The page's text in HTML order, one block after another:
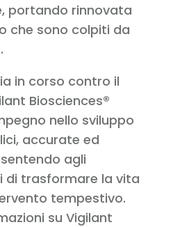
portando rinnovata
che sono colpiti da
in corso contro il
Biosciences®
nello sviluppo
accurate ed
agli
di trasformare la vita
tempestivo.
su Vigilant